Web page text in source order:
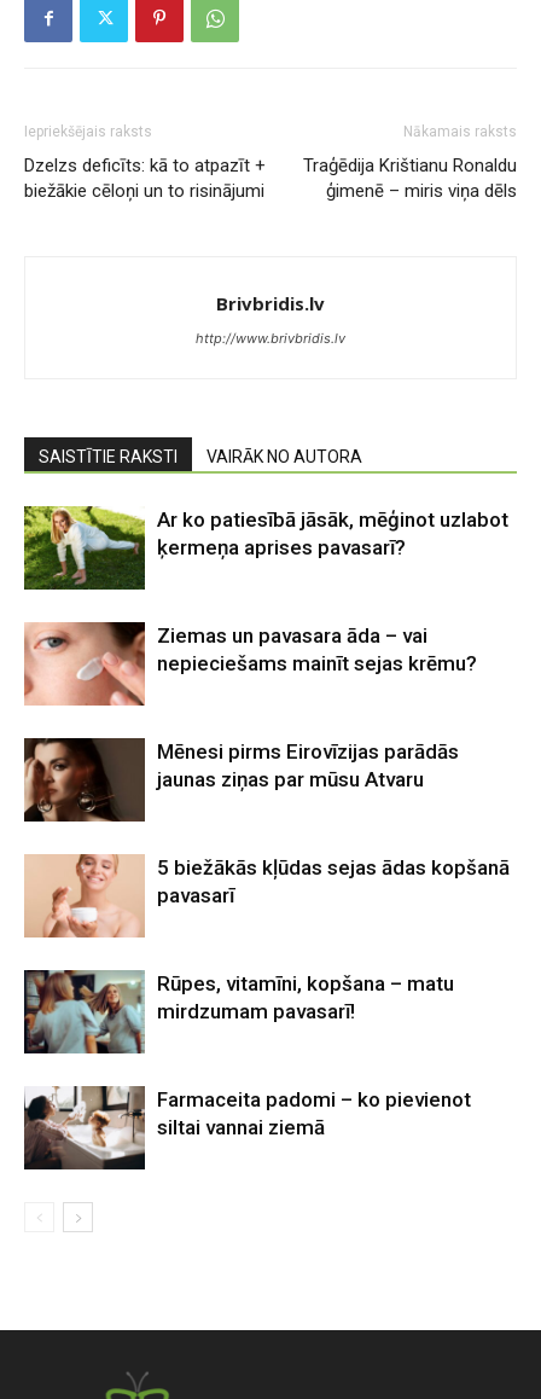
Iepriekšējais raksts
Dzelzs deficīts: kā to atpazīt +
biežākie cēloņi un to risinājumi
Nākamais raksts
Traģēdija Krištianu Ronaldu
ģimenē – miris viņa dēls
Brivbridis.lv
http://www.brivbridis.lv
SAISTĪTIE RAKSTI VAIRĀK NO AUTORA
Ar ko patiesībā jāsāk, mēģinot uzlabot
ķermeņa aprises pavasarī?
Ziemas un pavasara āda – vai
nepieciešams mainīt sejas krēmu?
Mēnesi pirms Eirovīzijas parādās
jaunas ziņas par mūsu Atvaru
5 biežākās kļūdas sejas ādas kopšanā
pavasarī
Rūpes, vitamīni, kopšana – matu
mirdzumam pavasarī!
Farmaceita padomi – ko pievienot
siltai vannai ziemā